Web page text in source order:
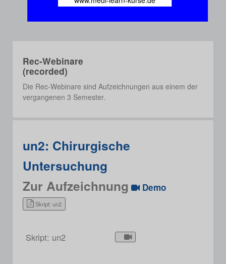
Rec-Webinare
(recorded)
Die Rec-Webinare sind Aufzeichnungen aus einem der
vergangenen 3 Semester.
un2: Chirurgische
Untersuchung
Zur Aufzeichnung
Demo
Skript: un2
Skript: un2